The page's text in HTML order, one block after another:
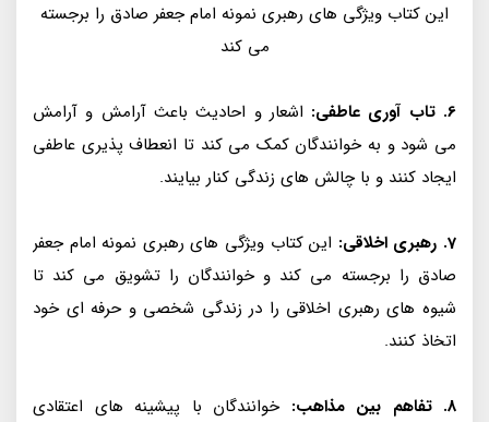
این کتاب ویژگی های رهبری نمونه امام جعفر صادق را برجسته
می کند
6. تاب آوری عاطفی:
اشعار و احادیث باعث آرامش و آرامش
می شود و به خوانندگان کمک می کند تا انعطاف پذیری عاطفی
ایجاد کنند و با چالش های زندگی کنار بیایند.
7. رهبری اخلاقی:
این کتاب ویژگی های رهبری نمونه امام جعفر
صادق را برجسته می کند و خوانندگان را تشویق می کند تا
شیوه های رهبری اخلاقی را در زندگی شخصی و حرفه ای خود
اتخاذ کنند.
8. تفاهم بین مذاهب:
خوانندگان با پیشینه های اعتقادی